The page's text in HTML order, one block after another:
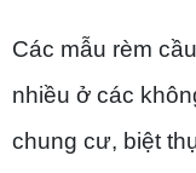
Các mẫu rèm
nhiều ở các
chung cư, biệt